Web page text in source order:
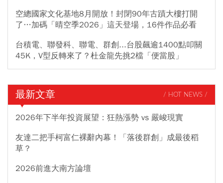
空總國家文化基地8月開放！封閉90年古蹟大樓打開
了…加碼「晴空季2026」這天登場，16件作品必看
台積電、聯發科、聯電、群創...台股飆逾1400點叩關
45K，V型反轉來了？杜金龍先挑2檔「便當股」
最新文章 / HOT NEWS /
2026年下半年投資展望：狂熱漲勢 vs 嚴峻現實
友達二把手柯富仁裸辭內幕！「落後群創」成最後稻
草？
2026前進大南方論壇